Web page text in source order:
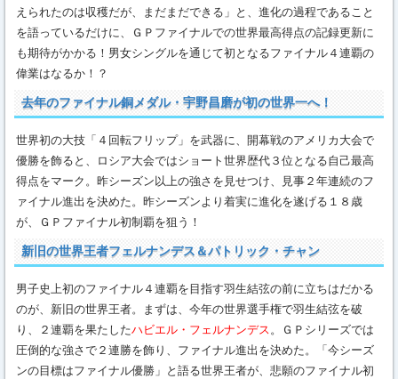
えられたのは収穫だが、まだまだできる」と、進化の過程であること
を語っているだけに、ＧＰファイナルでの世界最高得点の記録更新に
も期待がかかる！男女シングルを通じて初となるファイナル４連覇の
偉業はなるか！？
去年のファイナル銅メダル・宇野昌磨が初の世界一へ！
世界初の大技「４回転フリップ」を武器に、開幕戦のアメリカ大会で
優勝を飾ると、ロシア大会ではショート世界歴代３位となる自己最高
得点をマーク。昨シーズン以上の強さを見せつけ、見事２年連続のフ
ァイナル進出を決めた。昨シーズンより着実に進化を遂げる１８歳
が、ＧＰファイナル初制覇を狙う！
新旧の世界王者フェルナンデス＆パトリック・チャン
男子史上初のファイナル４連覇を目指す羽生結弦の前に立ちはだかる
のが、新旧の世界王者。まずは、今年の世界選手権で羽生結弦を破
り、２連覇を果たしたハビエル・フェルナンデス。ＧＰシリーズでは
圧倒的な強さで２連勝を飾り、ファイナル進出を決めた。「今シーズ
ンの目標はファイナル優勝」と語る世界王者が、悲願のファイナル初